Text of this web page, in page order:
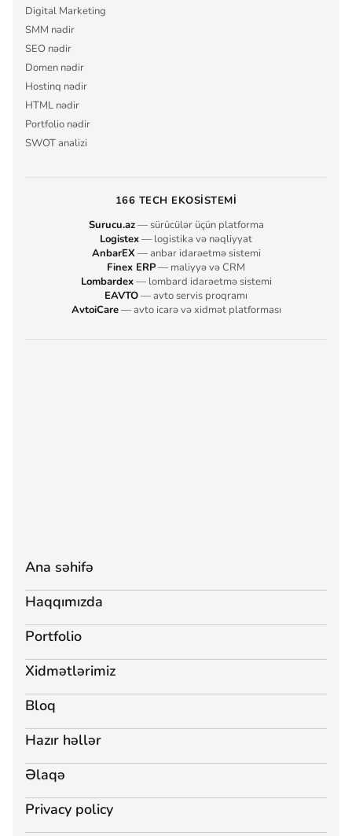
Digital Marketing
SMM nədir
SEO nədir
Domen nədir
Hostinq nədir
HTML nədir
Portfolio nədir
SWOT analizi
166 TECH EKOSISTEMI
Surucu.az— sürücülər üçün platforma
Logistex— logistika və nəqliyyat
AnbarEX — anbar idarəetmə sistemi
Finex ERP— maliyyə və CRM
Lombardex— lombard idarəetmə sistemi
EAVTO— avto servis proqramı
AvtoiCare— avto icarə və xidmət platforması
Ana səhifə
Haqqımızda
Portfolio
Xidmətlərimiz
Bloq
Hazır həllər
Əlaqə
Privacy policy